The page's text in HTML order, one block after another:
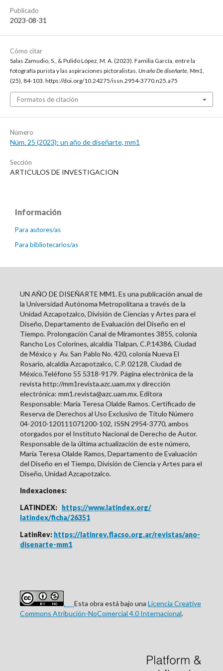
Publicado
2023-08-31
Cómo citar
Salas Zamudio, S., & Pulido López, M. A. (2023). Familia García, entre la
fotografía purista y las aspiraciones pictoralistas. Un año De diseñarte, Mm1,
(25), 84-103. https://doi.org/10.24275/issn.2954-3770.n25.a75
Formatos de citación
Número
Núm. 25 (2023): un año de diseñarte, mm1
Sección
ARTICULOS DE INVESTIGACION
Información
Para autores/as
Para bibliotecarios/as
UN AÑO DE DISEÑARTE MM1. Es una publicación anual de
la Universidad Autónoma Metropolitana a través de la
Unidad Azcapotzalco, División de Ciencias y Artes para el
Diseño, Departamento de Evaluación del Diseño en el
Tiempo. Prolongación Canal de Miramontes 3855, colonia
Rancho Los Colorines, alcaldía Tlalpan, C.P.14386, Ciudad
de México y Av. San Pablo No. 420, colonia Nueva El
Rosario, alcaldía Azcapotzalco, C.P. 02128, Ciudad de
México.Teléfono 55 5318-9179. Página electrónica de la
revista http://mm1revista.azc.uam.mx y dirección
electrónica: mm1.revista@azc.uam.mx. Editora
Responsable: María Teresa Olalde Ramos. Certificado de
Reserva de Derechos al Uso Exclusivo de Título Número
04-2010-120111071200-102, ISSN 2954-3770, ambos
otorgados por el Instituto Nacional de Derecho de Autor.
Responsable de la última actualización de este número,
María Teresa Olalde Ramos, Departamento de Evaluación
del Diseño en el Tiempo, División de Ciencia y Artes para el
Diseño, Unidad Azcapotzalco.
Indexaciones:
LATINDEX: https://www.latindex.org/
latindex/ficha/26351
LatinRev: https://latinrev.flacso.org.ar/revistas/ano-
disenarte-mm1
. Esta obra está bajo una Licencia Creative
Commons Atribución-NoComercial 4.0 Internacional.